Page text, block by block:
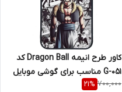
کاور طرح انیمه Dragon Ball کد
G-051 مناسب برای گوشی موبایل
سامسونگ Galaxy A16 4G / A16
700,000
21%